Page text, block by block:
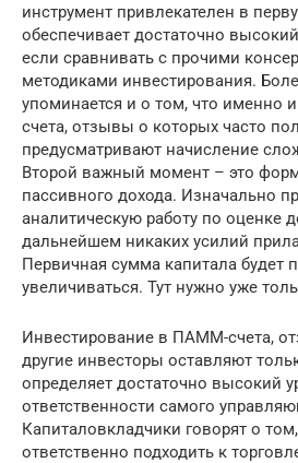
инструмент привлекателен в
обеспечивает достаточно
если сравнивать с прочими
методиками инвестирования.
упоминается и о том, что именно
счета, отзывы о которых часто
предусматривают начисление
Второй важный момент – это
пассивного дохода. Изначально
аналитическую работу по оценке
дальнейшем никаких усилий
Первичная сумма капитала будет
увеличиваться. Тут нужно уже
Инвестирование в ПАММ-счета,
другие инвесторы оставляют
определяет достаточно высокий
ответственности самого
Капиталовкладчики говорят о
ответственно подходить к